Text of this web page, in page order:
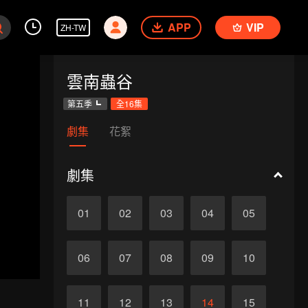
ZH-TW APP VIP
雲南蟲谷
第五季 全16集
劇集 花絮
劇集
01 02 03 04 05
06 07 08 09 10
11 12 13 14 15